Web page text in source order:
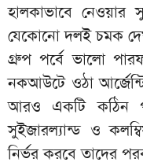
হালকাভাবে
যেকোনো দলই চমক
গ্রুপ পর্বে ভালো
নকআউটে ওঠা
আরও একটি কঠিন
সুইজারল্যান্ড ও
নির্ভর করবে তাদের